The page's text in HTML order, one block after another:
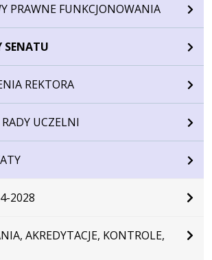
PRAWNE FUNKCJONOWANIA
SENATU
REKTORA
UCZELNI
2028
AKREDYTACJE, KONTROLE,